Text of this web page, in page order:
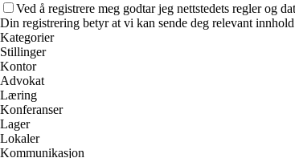
Ved å registrere meg godtar jeg nettstedets regler og
Din registrering betyr at vi kan sende deg relevant
Kategorier
Stillinger
Kontor
Advokat
Læring
Konferanser
Lager
Lokaler
Kommunikasjon